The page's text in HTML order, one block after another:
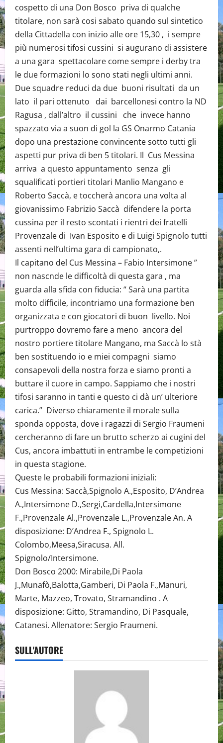
cospetto di una Don Bosco priva di qualche
titolare, non sarà cosi sabato quando sul sintetico
della Cittadella con inizio alle ore 15,30 , i sempre
più numerosi tifosi cussini si augurano di assistere
a una gara spettacolare come sempre i derby tra
le due formazioni lo sono stati negli ultimi anni.
Due squadre reduci da due buoni risultati da un
lato il pari ottenuto dai barcellonesi contro la ND
Ragusa , dall’altro il cussini che invece hanno
spazzato via a suon di gol la GS Onarmo Catania
dopo una prestazione convincente sotto tutti gli
aspetti pur priva di ben 5 titolari. Il Cus Messina
arriva a questo appuntamento senza gli
squalificati portieri titolari Manlio Mangano e
Roberto Saccà, e toccherà ancora una volta al
giovanissimo Fabrizio Saccà difendere la porta
cussina per il resto scontati i rientri dei fratelli
Provenzale di Ivan Esposito e di Luigi Spignolo tutti
assenti nell’ultima gara di campionato,.
Il capitano del Cus Messina – Fabio Intersimone ”
non nascnde le difficoltà di questa gara , ma
guarda alla sfida con fiducia: “ Sarà una partita
molto difficile, incontriamo una formazione ben
organizzata e con giocatori di buon livello. Noi
purtroppo dovremo fare a meno ancora del
nostro portiere titolare Mangano, ma Saccà lo stà
ben sostituendo io e miei compagni siamo
consapevoli della nostra forza e siamo pronti a
buttare il cuore in campo. Sappiamo che i nostri
tifosi saranno in tanti e questo ci dà un’ ulteriore
carica.” Diverso chiaramente il morale sulla
sponda opposta, dove i ragazzi di Sergio Fraumeni
cercheranno di fare un brutto scherzo ai cugini del
Cus, ancora imbattuti in entrambe le competizioni
in questa stagione.
Queste le probabili formazioni iniziali:
Cus Messina: Saccà,Spignolo A.,Esposito, D’Andrea
A.,Intersimone D.,Sergi,Cardella,Intersimone
F.,Provenzale Al.,Provenzale L.,Provenzale An. A
disposizione: D’Andrea F., Spignolo L.
Colombo,Meesa,Siracusa. All.
Spignolo/Intersimone.
Don Bosco 2000: Mirabile,Di Paola
J.,Munafò,Balotta,Gamberi, Di Paola F.,Manuri,
Marte, Mazzeo, Trovato, Stramandino . A
disposizione: Gitto, Stramandino, Di Pasquale,
Catanesi. Allenatore: Sergio Fraumeni.
SULL'AUTORE